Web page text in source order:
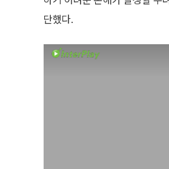
단했다.